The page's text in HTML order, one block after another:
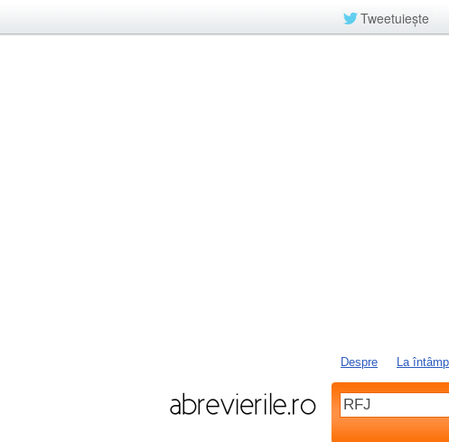
Tweetuiește
Despre La